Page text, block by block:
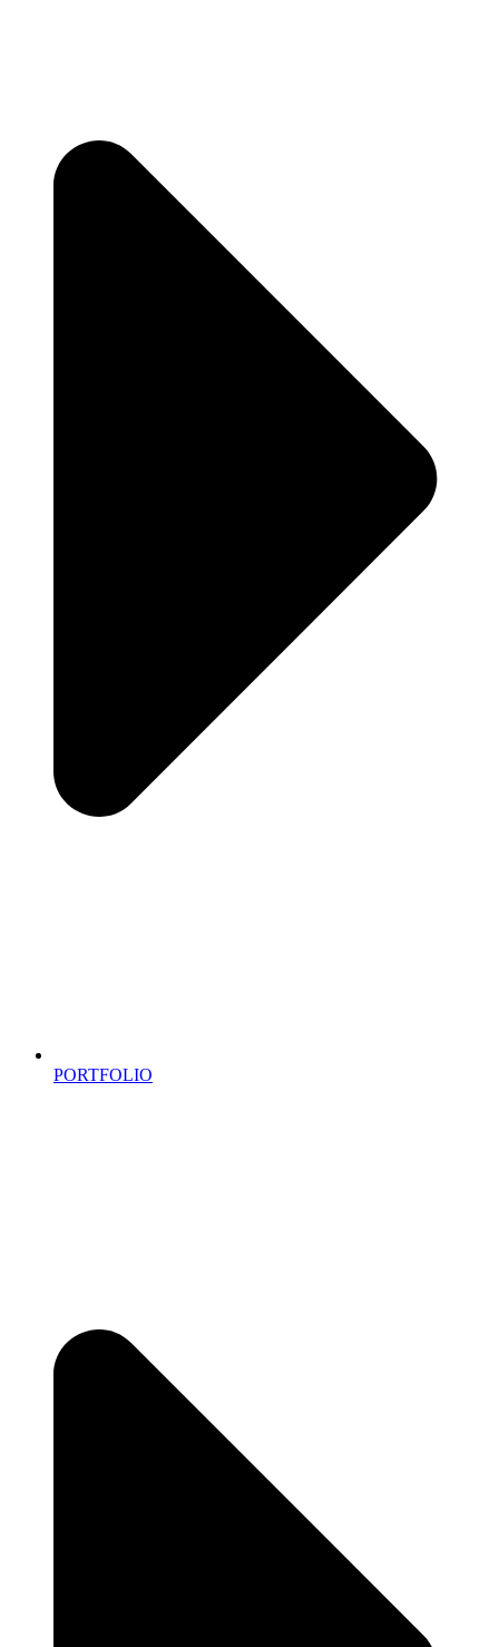
PORTFOLIO